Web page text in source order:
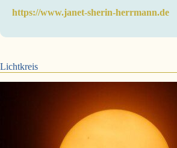
https://www.janet-sherin-herrmann.de
Lichtkreis